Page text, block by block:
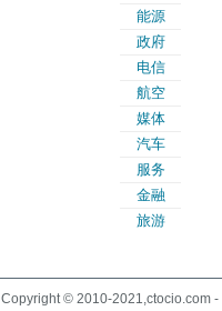
能源
政府
电信
航空
媒体
汽车
服务
金融
旅游
Copyright © 2010-2021,ctocio.com -